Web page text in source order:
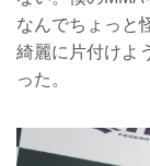
なんでちょっと
綺麗に片付けよ
った。